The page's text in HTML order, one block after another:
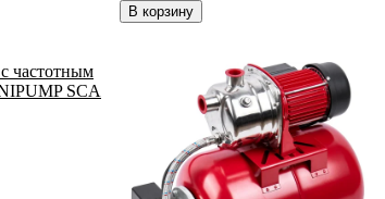
В корзину